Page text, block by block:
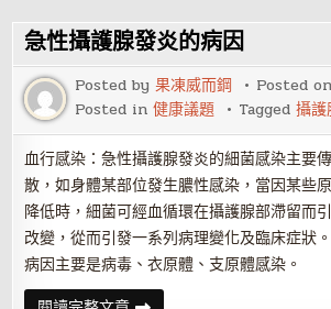
炎
的
幾
大
危
害
急性攝護腺發炎的病因
Posted by果凍威而鋼 Posted
Posted in健康議題 Tagged攝護
血行感染：急性攝護腺發炎的細菌感染主要
散，如身體某部位發生膿性感染，當因某些
降低時，細菌可經血循環在攝護腺部滯留而
改變，從而引發一系列病理變化及臨床症狀
病因主要是病毒、衣原體、支原體感染。